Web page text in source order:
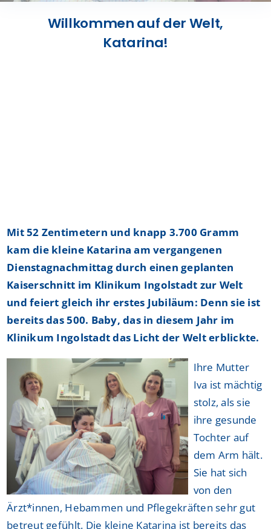
Willkommen auf der Welt,
Katarina!
Mit 52 Zentimetern und knapp 3.700 Gramm
kam die kleine Katarina am vergangenen
Dienstagnachmittag durch einen geplanten
Kaiserschnitt im Klinikum Ingolstadt zur Welt
und feiert gleich ihr erstes Jubiläum: Denn sie ist
bereits das 500. Baby, das in diesem Jahr im
Klinikum Ingolstadt das Licht der Welt erblickte.
Ihre Mutter
Iva ist mächtig
stolz, als sie
ihre gesunde
Tochter auf
dem Arm hält.
Sie hat sich
von den
Ärzt*innen, Hebammen und Pflegekräften sehr gut
betreut gefühlt. Die kleine Katarina ist bereits das